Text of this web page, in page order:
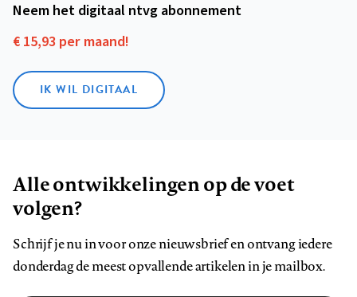
Neem het digitaal ntvg abonnement
€ 15,93 per maand!
IK WIL DIGITAAL
Alle ontwikkelingen op de voet
volgen?
Schrijf je nu in voor onze nieuwsbrief en ontvang iedere
donderdag de meest opvallende artikelen in je mailbox.